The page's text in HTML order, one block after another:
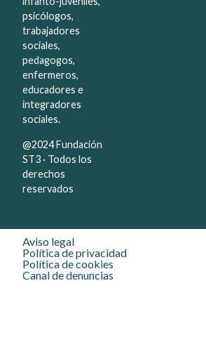
psicólogos,
trabajadores
sociales,
pedagogos,
enfermeros,
educadores e
integradores
sociales.
@2024 Fundación
ST3 · Todos los
derechos
reservados
Aviso legal
Política de privacidad
Política de cookies
Canal de denuncias